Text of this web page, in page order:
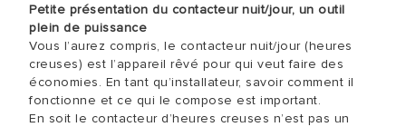
Petite présentation du contacteur nuit/jour, un outil
plein de puissance
Vous l’aurez compris, le contacteur nuit/jour (heures
creuses) est l’appareil rêvé pour qui veut faire des
économies. En tant qu’installateur, savoir comment il
fonctionne et ce qui le compose est important.
En soit le contacteur d’heures creuses n’est pas un